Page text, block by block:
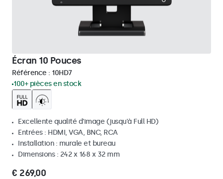
Écran 10 Pouces
Référence : 10HD7
100+ pièces en stock
Excellente qualité d'image (jusqu'à Full HD)
Entrées : HDMI, VGA, BNC, RCA
Installation : murale et bureau
Dimensions : 242 x 168 x 32 mm
€ 269,00